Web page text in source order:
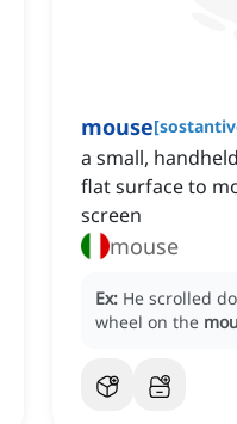
mouse[
a small,
flat surface to
screen
mouse
Ex: He scrolled
wheel on the